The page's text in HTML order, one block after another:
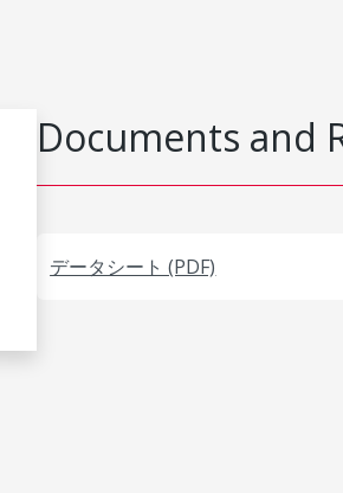
Documents and
データシート (PDF)